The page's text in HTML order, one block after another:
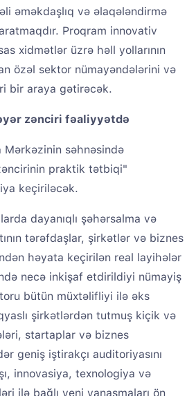
əməkdaşlıq və əlaqələndirmə
Proqram innovativ
xidmətlər üzrə həll yollarının
özəl sektor nümayəndələrini və
bir araya gətirəcək.
zənciri fəaliyyətdə
Mərkəzinin səhnəsində
praktik tətbiqi"
keçiriləcək.
dayanıqlı şəhərsalma və
tərəfdaşlar, şirkətlər və biznes
həyata keçirilən real layihələr
necə inkişaf etdirildiyi nümayiş
bütün müxtəlifliyi ilə əks
şirkətlərdən tutmuş kiçik və
startaplar və biznes
geniş iştirakçı auditoriyasını
innovasiya, texnologiya və
ilə bağlı yeni yanaşmaları ön